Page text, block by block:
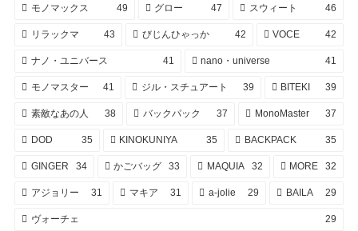
モノマックス 49 グロー 47 スウィート 46
リラックマ 43 びじんひゃっか 42 VOCE 42
ナノ・ユニバース 41 nano・universe 41
モノマスター 41 ジル・スチュアート 39 BITEKI 39
素敵なあの人 38 バックパック 37 MonoMaster 37
DOD 35 KINOKUNIYA 35 BACKPACK 35
GINGER 34 かごバッグ 33 MAQUIA 32 MORE 32
アジョリー 31 マキア 31 a-jolie 29 BAILA 29
ヴォーチェ 29